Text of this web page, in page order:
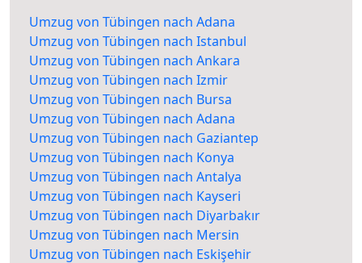
Umzug von Tübingen nach Adana
Umzug von Tübingen nach Istanbul
Umzug von Tübingen nach Ankara
Umzug von Tübingen nach Izmir
Umzug von Tübingen nach Bursa
Umzug von Tübingen nach Adana
Umzug von Tübingen nach Gaziantep
Umzug von Tübingen nach Konya
Umzug von Tübingen nach Antalya
Umzug von Tübingen nach Kayseri
Umzug von Tübingen nach Diyarbakır
Umzug von Tübingen nach Mersin
Umzug von Tübingen nach Eskişehir